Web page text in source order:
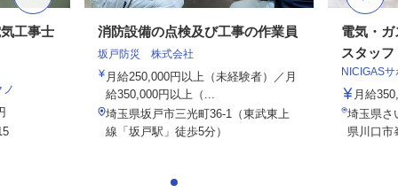
工事士
ノ
消防設備の点検及び工事の作業員
坂戸防災 株式会社
月給250,000円以上（未経験者）／月
給350,000円以上（...
埼玉県坂戸市三光町36-1（東武東上
線「坂戸駅」徒歩5分）
電気・
スタッフ
NICIGAS
月給
埼玉県さ
県川口市